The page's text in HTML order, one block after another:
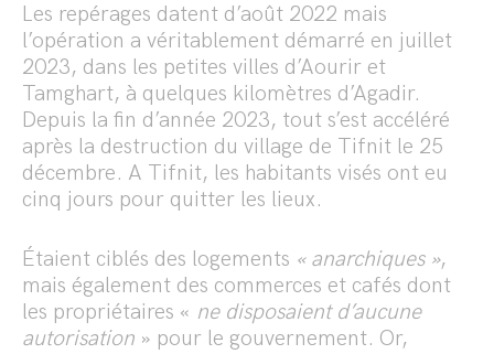
Les repérages datent d’août 2022 mais
l’opération a véritablement démarré en juillet
2023, dans les petites villes d’Aourir et
Tamghart, à quelques kilomètres d’Agadir.
Depuis la fin d’année 2023, tout s’est accéléré
après la destruction du village de Tifnit le 25
décembre. A Tifnit, les habitants visés ont eu
cinq jours pour quitter les lieux.
Étaient ciblés des logements « anarchiques »,
mais également des commerces et cafés dont
les propriétaires « ne disposaient d’aucune
autorisation » pour le gouvernement. Or,